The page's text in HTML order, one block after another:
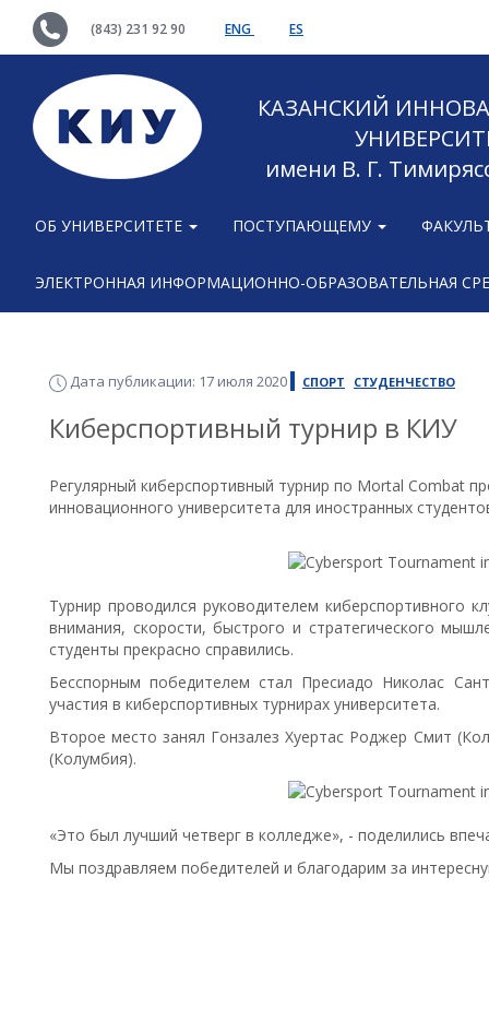
(843) 231 92 90 ENG ES
КАЗАНСКИЙ
имени В. Г.
ОБ УНИВЕРСИТЕТЕ ПОСТУПАЮЩЕМУ
ЭЛЕКТРОННАЯ ИНФОРМАЦИОННО-ОБРАЗОВАТЕЛЬНАЯ
Дата публикации: 17 июля 2020 СПОРТ СТУДЕНЧЕСТВО
Киберспортивный турнир в КИУ
Регулярный киберспортивный турнир по Mortal Combat
инновационного университета для иностранных
Турнир проводился руководителем киберспортивного
внимания, скорости, быстрого и стратегического
студенты прекрасно справились.
Бесспорным победителем стал Пресиадо Николас
участия в киберспортивных турнирах университета.
Второе место занял Гонзалез Хуертас Роджер Смит
(Колумбия).
«Это был лучший четверг в колледже», - поделились
Мы поздравляем победителей и благодарим за